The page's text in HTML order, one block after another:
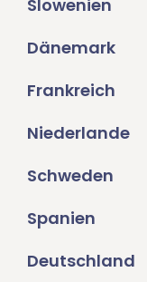
Slowenien
Dänemark
Frankreich
Niederlande
Schweden
Spanien
Deutschland